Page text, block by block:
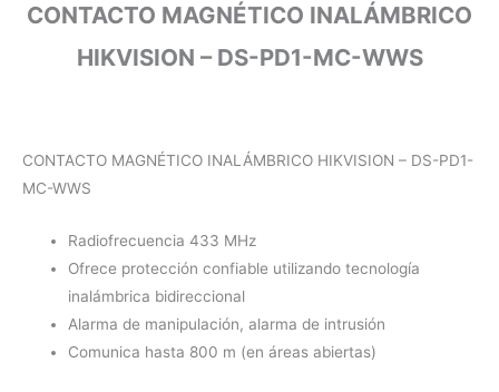
CONTACTO MAGNÉTICO INALÁMBRICO
HIKVISION – DS-PD1-MC-WWS
CONTACTO MAGNÉTICO INALÁMBRICO HIKVISION – DS-PD1-
MC-WWS
Radiofrecuencia 433 MHz
Ofrece protección confiable utilizando tecnología
inalámbrica bidireccional
Alarma de manipulación, alarma de intrusión
Comunica hasta 800 m (en áreas abiertas)